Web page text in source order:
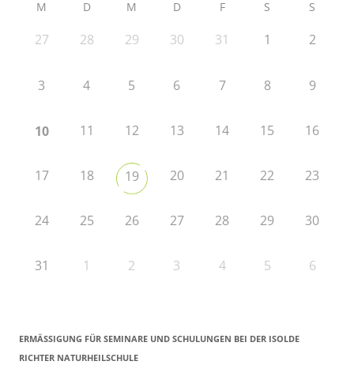
M D M D F S S
27 28 29 30 31 1 2
3 4 5 6 7 8 9
10 11 12 13 14 15 16
17 18 19 20 21 22 23
24 25 26 27 28 29 30
31 1 2 3 4 5 6
ERMÄSSIGUNG FÜR SEMINARE UND SCHULUNGEN BEI DER ISOLDE R
ICHTER NATURHEILSCHULE